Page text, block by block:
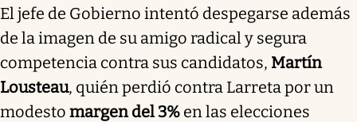
El jefe de Gobierno intentó despegarse además
de la imagen de su amigo radical y segura
competencia contra sus candidatos, Martín
Lousteau, quién perdió contra Larreta por un
modesto margen del 3% en las elecciones